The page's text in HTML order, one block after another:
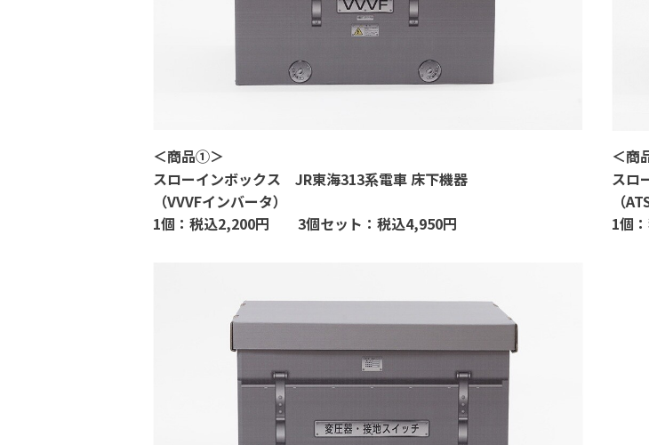
＜商品①＞
スローインボックス JR東海313系電車 床下機器
（VVVFインバータ）
1個：税込2,200円 3個セット：税込4,950円
＜商
スロ
（
1個